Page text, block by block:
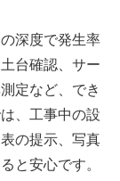
深度で発生率
台確認、サー
定など、でき
、工事中の設
表の提示、写真
と安心です。